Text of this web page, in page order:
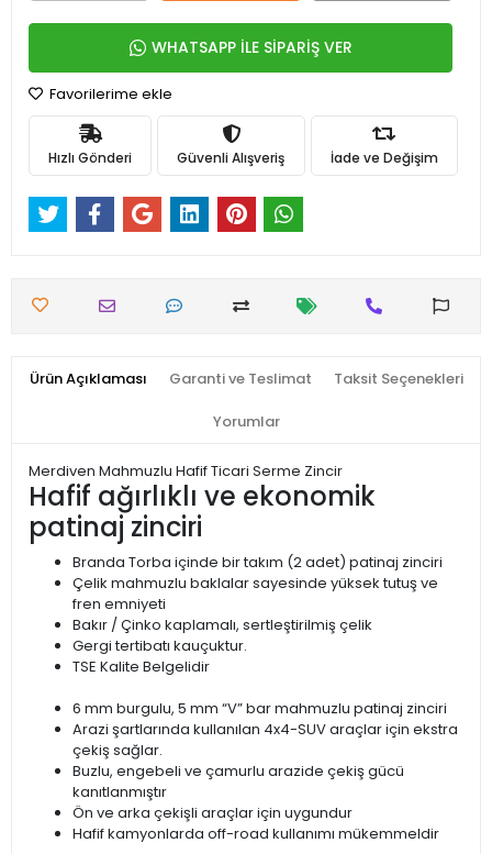
WHATSAPP İLE SİPARİŞ VER
Favorilerime ekle
Hızlı Gönderi Güvenli Alışveriş İade ve Değişim
Ürün Açıklaması Garanti ve Teslimat Taksit Seçenekleri
Yorumlar
Merdiven Mahmuzlu Hafif Ticari Serme Zincir
Hafif ağırlıklı ve ekonomik
patinaj zinciri
Branda Torba içinde bir takım (2 adet) patinaj zinciri
Çelik mahmuzlu baklalar sayesinde yüksek tutuş ve
fren emniyeti
Bakır / Çinko kaplamalı, sertleştirilmiş çelik
Gergi tertibatı kauçuktur.
TSE Kalite Belgelidir
6 mm burgulu, 5 mm “V” bar mahmuzlu patinaj zinciri
Arazi şartlarında kullanılan 4x4-SUV araçlar için ekstra
çekiş sağlar.
Buzlu, engebeli ve çamurlu arazide çekiş gücü
kanıtlanmıştır
Ön ve arka çekişli araçlar için uygundur
Hafif kamyonlarda off-road kullanımı mükemmeldir